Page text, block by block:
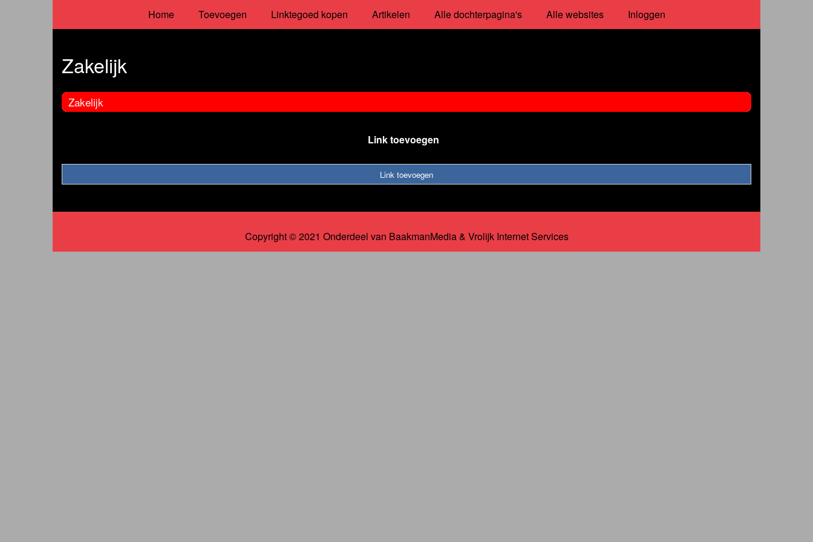
Home Toevoegen Linktegoed kopen Artikelen Alle dochterpagina's Alle websites Inloggen
Zakelijk
Zakelijk
Link toevoegen
Link toevoegen
Copyright © 2021 Onderdeel van BaakmanMedia& Vrolijk Internet Services